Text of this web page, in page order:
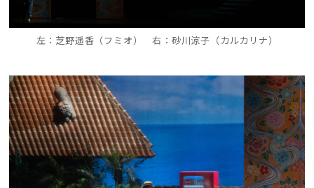
左：芝野遥香（フミオ） 右：砂川涼子（カルカリナ）